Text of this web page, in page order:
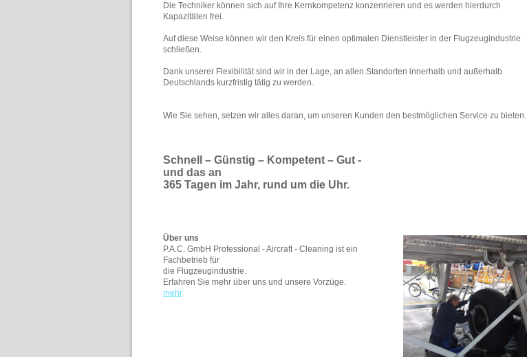
Die Techniker können sich auf Ihre Kernkompetenz konzenrieren und es werden hierdurch
Kapazitäten frei.
Auf diese Weise können wir den Kreis für einen optimalen Dienstleister in der Flugzeugindustrie
schließen.
Dank unserer Flexibilität sind wir in der Lage, an allen Standorten innerhalb und außerhalb
Deutschlands kurzfristig tätig zu werden.
Wie Sie sehen, setzen wir alles daran, um unseren Kunden den bestmöglichen Service zu bieten.
Schnell – Günstig – Kompetent – Gut -
und das an
365 Tagen im Jahr, rund um die Uhr.
Über uns
P.A.C. GmbH Professional - Aircraft - Cleaning ist ein
Fachbetrieb für
die Flugzeugindustrie.
Erfahren Sie mehr über uns und unsere Vorzüge.
mehr